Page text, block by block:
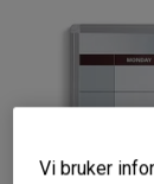
Vi bruker